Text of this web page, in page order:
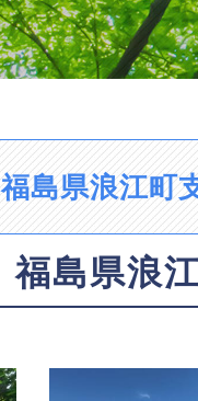
福島県浪江町
福島県浪